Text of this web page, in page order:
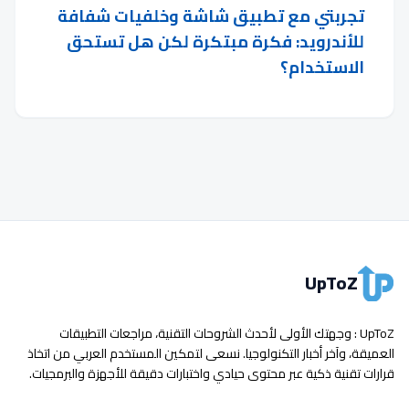
تجربتي مع تطبيق شاشة وخلفيات شفافة
للأندرويد: فكرة مبتكرة لكن هل تستحق
الاستخدام؟
UpToZ
UpToZ : وجهتك الأولى لأحدث الشروحات التقنية، مراجعات التطبيقات
العميقة، وآخر أخبار التكنولوجيا. نسعى لتمكين المستخدم العربي من اتخاذ
قرارات تقنية ذكية عبر محتوى حيادي واختبارات دقيقة للأجهزة والبرمجيات.